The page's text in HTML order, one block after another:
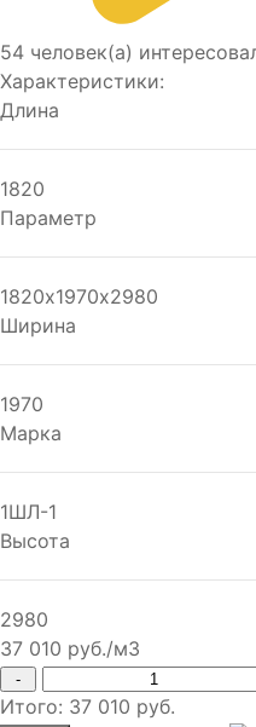
54 человек(а)
Характеристики:
Длина
1820
Параметр
1820х1970х2980
Ширина
1970
Марка
1ШЛ-1
Высота
2980
37 010 руб./м3
-
Итого: 37 010 руб.